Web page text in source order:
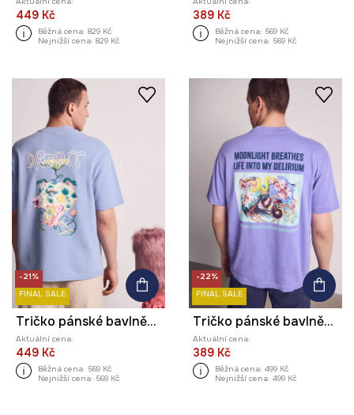
449 Kč
Běžná cena: 829 Kč
Nejnižší cena: 829 Kč
389 Kč
Běžná cena: 569 Kč
Nejnižší cena: 569 Kč
-21%
FINAL SALE
Tričko pánské bavlněné s potiskem z kolekce Kit Mizeres x Medicine
Aktuální cena:
449 Kč
Běžná cena: 569 Kč
Nejnižší cena: 569 Kč
-22%
FINAL SALE
Tričko pánské bavlněné s potiskem z kolekce Kit Mizeres x Medicine
Aktuální cena:
389 Kč
Běžná cena: 499 Kč
Nejnižší cena: 499 Kč